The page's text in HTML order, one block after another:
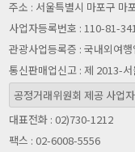
주소 : 서울특별시 마포구 마
사업자등록번호 : 110-81-
관광사업등록증 : 국내외여행
통신판매업신고 : 제 2013-
공정거래위원회 제공 사업
대표전화 : 02)730-1212
팩스 : 02-6008-5556